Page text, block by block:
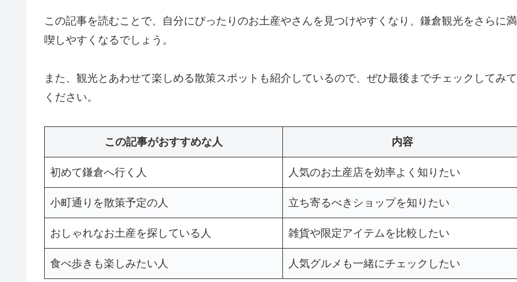
この記事を読むことで、自分にぴったりのお土産やさんを見つけやすくなり、鎌倉観光をさらに満
喫しやすくなるでしょう。
また、観光とあわせて楽しめる散策スポットも紹介しているので、ぜひ最後までチェックしてみて
ください。
この記事がおすすめな人 内容
初めて鎌倉へ行く人 人気のお土産店を効率よく知りたい
小町通りを散策予定の人 立ち寄るべきショップを知りたい
おしゃれなお土産を探している人 雑貨や限定アイテムを比較したい
食べ歩きも楽しみたい人 人気グルメも一緒にチェックしたい